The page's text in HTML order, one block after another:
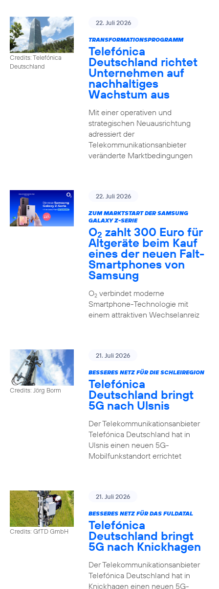
Credits: Telefónica
Deutschland
22. Juli 2026
TRANSFORMATIONSPROGRAMM
Telefónica
Deutschland richtet
Unternehmen auf
nachhaltiges
Wachstum aus
Mit einer operativen und
strategischen Neuausrichtung
adressiert der
Telekommunikationsanbieter
veränderte Marktbedingungen
22. Juli 2026
ZUM MARKTSTART DER SAMSUNG
GALAXY Z-SERIE
O2 zahlt 300 Euro für
Altgeräte beim Kauf
eines der neuen Falt-
Smartphones von
Samsung
O2verbindet moderne
Smartphone-Technologie mit
einem attraktiven Wechselanreiz
Credits: Jörg Borm
21. Juli 2026
BESSERES NETZ FÜR DIE SCHLEIREGION
Telefónica
Deutschland bringt
5G nach Ulsnis
Der Telekommunikationsanbieter
Telefónica Deutschland hat in
Ulsnis einen neuen 5G-
Mobilfunkstandort errichtet
Credits: GfTD GmbH
21. Juli 2026
BESSERES NETZ FÜR DAS FULDATAL
Telefónica
Deutschland bringt
5G nach Knickhagen
Der Telekommunikationsanbieter
Telefónica Deutschland hat in
Knickhagen einen neuen 5G-